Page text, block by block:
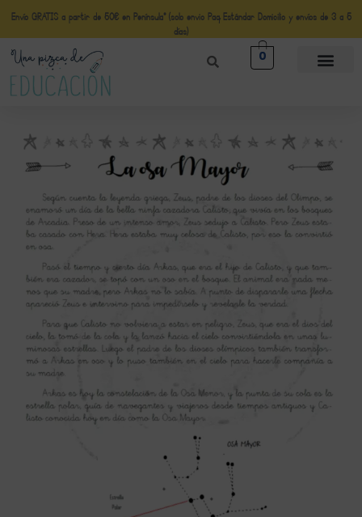
Envío GRATIS a partir de 50€ en Península* (solo envio Paq Estándar Domicilio y envíos de 3 a 5
días)
0